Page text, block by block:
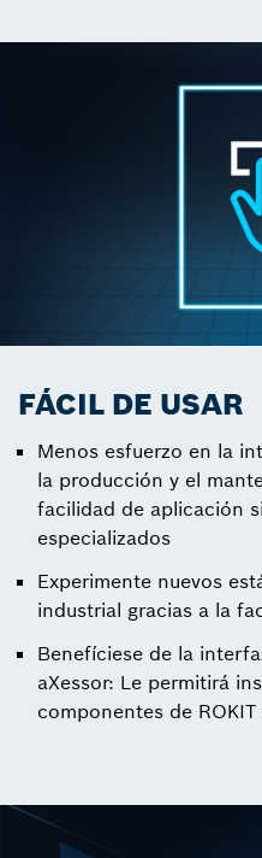
FÁCIL DE USAR
Menos esfuerzo en la
la producción y el
facilidad de aplicación
especializados
Experimente nuevos
industrial gracias a la
Benefíciese de la
aXessor: Le permitirá
componentes de